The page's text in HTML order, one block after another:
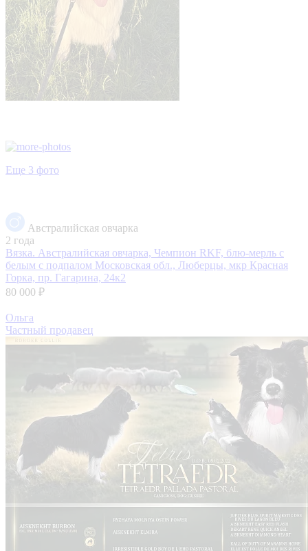
Еще 3 фото
Австралийская овчарка
2 года
Вязка. Австралийская овчарка, Чемпион RKF, блю-мерль с
белым с подпалом Московская обл., Люберцы, мкр Красная
Горка, пр. Гагарина, 24к2
80 000 ₽
Ольга
Частный продавец